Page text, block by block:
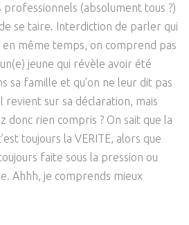
professionnels (absolument tous ?)
se taire. Interdiction de parler qui
en même temps, on comprend pas
jeune qui révèle avoir été
sa famille et qu’on ne leur dit pas
revient sur sa déclaration, mais
donc rien compris ? On sait que la
toujours la VERITE, alors que
faite sous la pression ou
Ahhh, je comprends mieux